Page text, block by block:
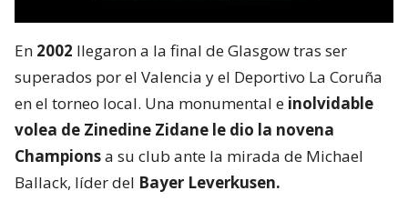
En 2002 llegaron a la final de Glasgow tras ser
superados por el Valencia y el Deportivo La Coruña
en el torneo local. Una monumental e inolvidable
volea de Zinedine Zidane le dio la novena
Championsa su club ante la mirada de Michael
Ballack, líder del Bayer Leverkusen.